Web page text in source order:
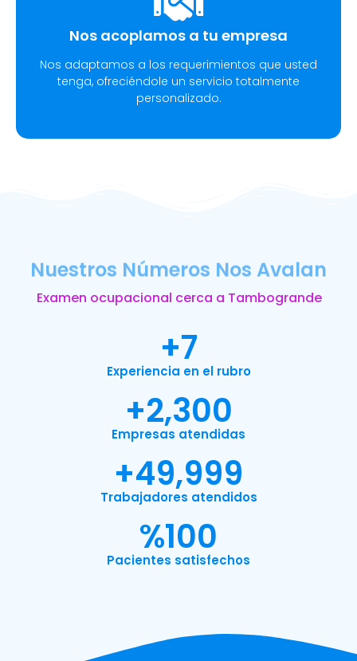
Nos acoplamos a tu empresa
Nos adaptamos a los requerimientos que usted
tenga, ofreciéndole un servicio totalmente
personalizado.
Nuestros Números Nos Avalan
Examen ocupacional cerca a Tambogrande
Experiencia en el rubro
+7
Empresas atendidas
+2,300
Trabajadores atendidos
+49,999
Pacientes satisfechos
%100